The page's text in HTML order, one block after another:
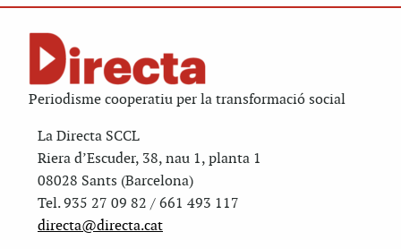
Periodisme cooperatiu per la transformació social
La Directa SCCL
Riera d’Escuder, 38, nau 1, planta 1
08028 Sants (Barcelona)
Tel. 935 27 09 82 / 661 493 117
directa@directa.cat